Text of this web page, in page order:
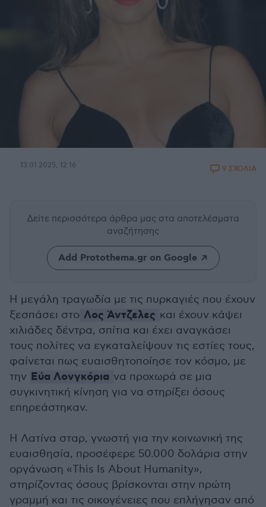
13.01.2025, 12:16 9 ΣΧΟΛΙΑ
Δείτε περισσότερα άρθρα μας στα αποτελέσματα
αναζήτησης
Add Protothema.gr on Google
Η μεγάλη τραγωδία με τις πυρκαγιές που έχουν
ξεσπάσει στο Λος Άντζελες και έχουν κάψει
χιλιάδες δέντρα, σπίτια και έχει αναγκάσει
τους πολίτες να εγκαταλείψουν τις εστίες τους,
φαίνεται πως ευαισθητοποίησε τον κόσμο, με
την Εύα Λονγκόρια να προχωρά σε μια
συγκινητική κίνηση για να στηρίξει όσους
επηρεάστηκαν.
Η Λατίνα σταρ, γνωστή για την κοινωνική της
ευαισθησία, προσέφερε 50.000 δολάρια στην
οργάνωση «This Is About Humanity»,
στηρίζοντας όσους βρίσκονται στην πρώτη
γραμμή και τις οικογένειες που επλήγησαν από